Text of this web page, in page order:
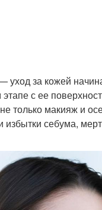
уход за кожей
с ее
только макияж и
избытки себума,